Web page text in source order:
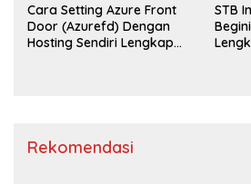
Cara Setting Azure Front
Door (Azurefd) Dengan
Hosting Sendiri Lengkap
STB
Rekomendasi